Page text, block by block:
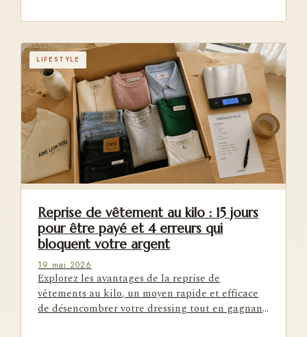
LIFESTYLE
Reprise de vêtement au kilo : 15 jours
pour être payé et 4 erreurs qui
bloquent votre argent
19 mai 2026
Explorez les avantages de la reprise de
vêtements au kilo, un moyen rapide et efficace
de désencombrer votre dressing tout en gagnant